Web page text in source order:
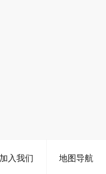
加入我们 地图导航